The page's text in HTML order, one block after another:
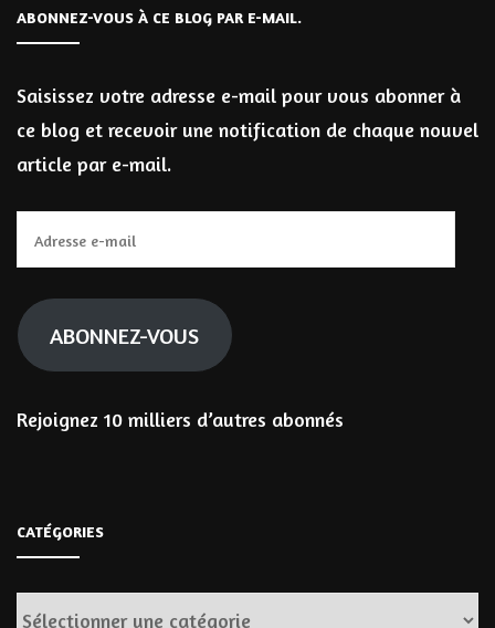
ABONNEZ-VOUS À CE BLOG PAR E-MAIL.
Saisissez votre adresse e-mail pour vous abonner à
ce blog et recevoir une notification de chaque nouvel
article par e-mail.
e-
mail
ABONNEZ-VOUS
Rejoignez 10 milliers d’autres abonnés
CATÉGORIES
Catégories